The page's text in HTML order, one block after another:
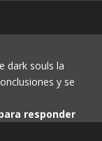
dark souls la
y se
responder